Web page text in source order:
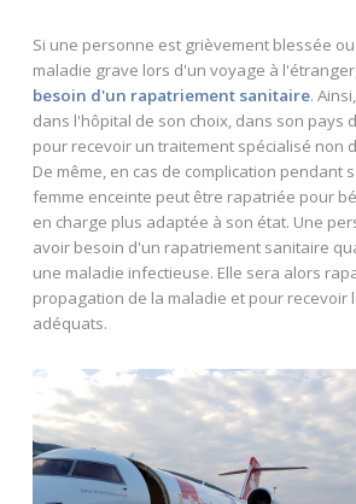
Si une personne est grièvement blessée
maladie grave lors d'un voyage à
besoin d'un rapatriement sanitaire.
dans l'hôpital de son choix, dans son pays
pour recevoir un traitement spécialisé non
De même, en cas de complication pendant
femme enceinte peut être rapatriée pour
en charge plus adaptée à son état. Une
avoir besoin d'un rapatriement sanitaire
une maladie infectieuse. Elle sera alors
propagation de la maladie et pour recevoir
adéquats.